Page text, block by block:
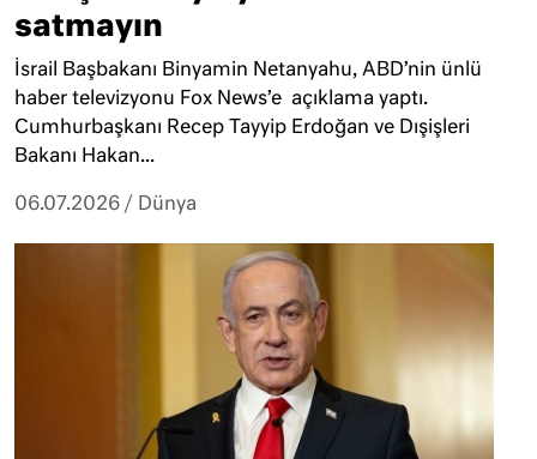
satmayın
İsrail Başbakanı Binyamin Netanyahu, ABD’nin ünlü
haber televizyonu Fox News’e açıklama yaptı.
Cumhurbaşkanı Recep Tayyip Erdoğan ve Dışişleri
Bakanı Hakan...
06.07.2026 / Dünya